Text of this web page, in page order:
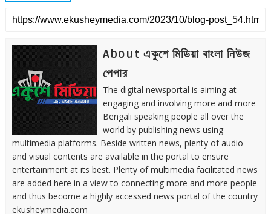
About একুশে মিডিয়া বাংলা নিউজ
পেপার
The digital newsportal is aiming at
engaging and involving more and more
Bengali speaking people all over the
world by publishing news using
multimedia platforms. Beside written news, plenty of audio
and visual contents are available in the portal to ensure
entertainment at its best. Plenty of multimedia facilitated news
are added here in a view to connecting more and more people
and thus become a highly accessed news portal of the country
ekusheymedia.com